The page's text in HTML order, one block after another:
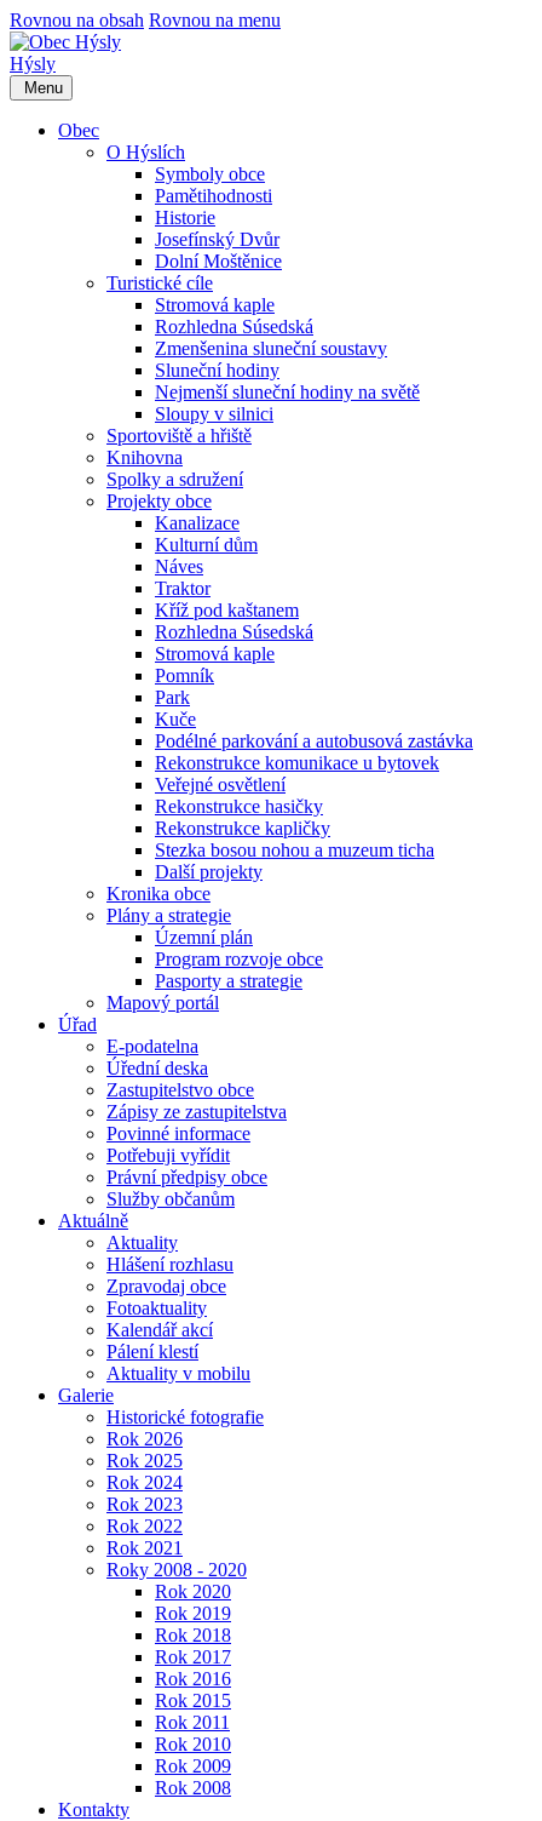
Rovnou na obsah Rovnou na menu
Hýsly
Menu
Obec
O Hýslích
Symboly obce
Pamětihodnosti
Historie
Josefínský Dvůr
Dolní Moštěnice
Turistické cíle
Stromová kaple
Rozhledna Súsedská
Zmenšenina sluneční soustavy
Sluneční hodiny
Nejmenší sluneční hodiny na světě
Sloupy v silnici
Sportoviště a hřiště
Knihovna
Spolky a sdružení
Projekty obce
Kanalizace
Kulturní dům
Náves
Traktor
Kříž pod kaštanem
Rozhledna Súsedská
Stromová kaple
Pomník
Park
Kuče
Podélné parkování a autobusová zastávka
Rekonstrukce komunikace u bytovek
Veřejné osvětlení
Rekonstrukce hasičky
Rekonstrukce kapličky
Stezka bosou nohou a muzeum ticha
Další projekty
Kronika obce
Plány a strategie
Územní plán
Program rozvoje obce
Pasporty a strategie
Mapový portál
Úřad
E-podatelna
Úřední deska
Zastupitelstvo obce
Zápisy ze zastupitelstva
Povinné informace
Potřebuji vyřídit
Právní předpisy obce
Služby občanům
Aktuálně
Aktuality
Hlášení rozhlasu
Zpravodaj obce
Fotoaktuality
Kalendář akcí
Pálení klestí
Aktuality v mobilu
Galerie
Historické fotografie
Rok 2026
Rok 2025
Rok 2024
Rok 2023
Rok 2022
Rok 2021
Roky 2008 - 2020
Rok 2020
Rok 2019
Rok 2018
Rok 2017
Rok 2016
Rok 2015
Rok 2011
Rok 2010
Rok 2009
Rok 2008
Kontakty